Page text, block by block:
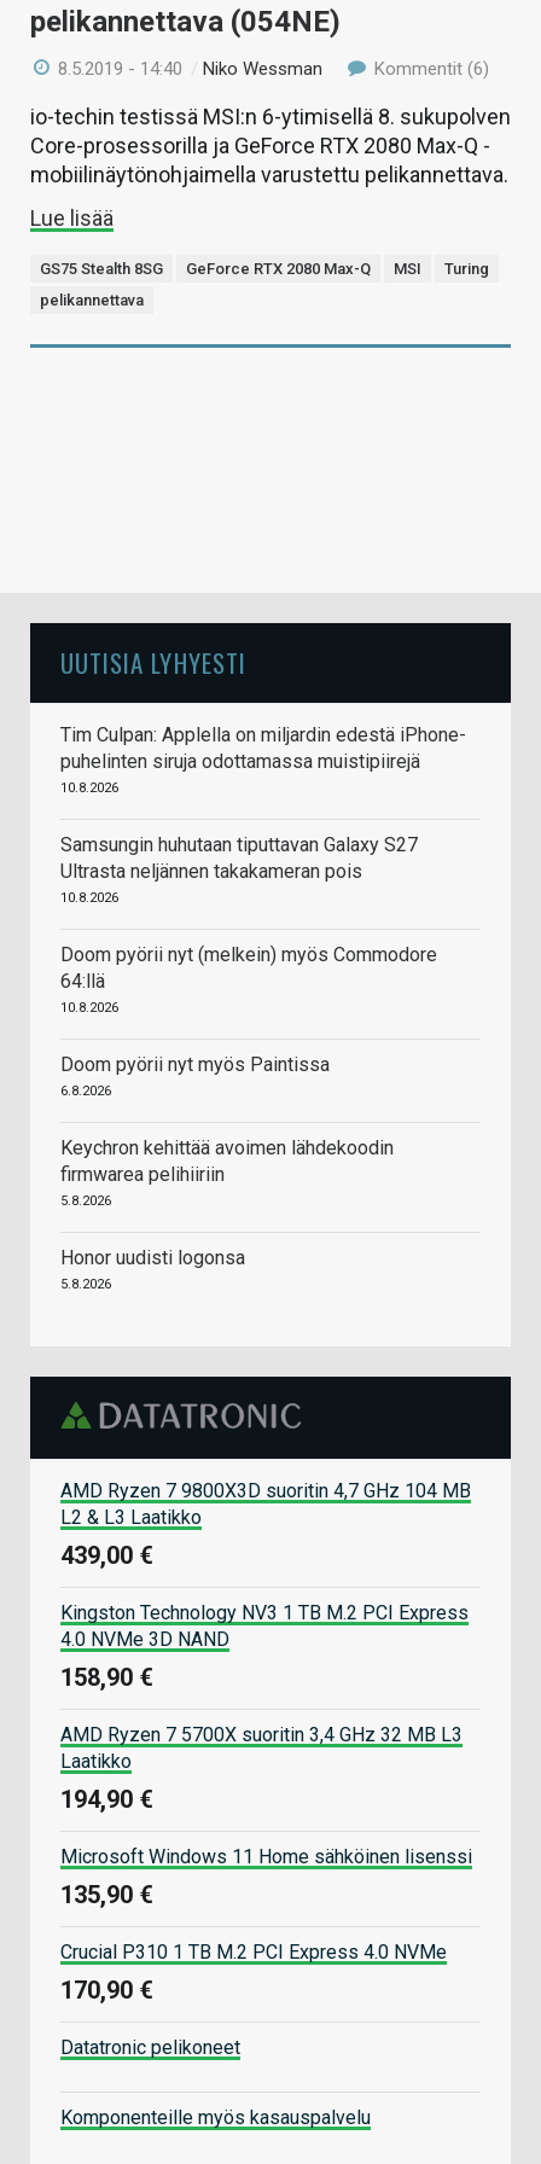
pelikannettava (054NE)
8.5.2019 - 14:40 / Niko Wessman Kommentit (6)
io-techin testissä MSI:n 6-ytimisellä 8. sukupolven
Core-prosessorilla ja GeForce RTX 2080 Max-Q -
mobiilinäytönohjaimella varustettu pelikannettava.
Lue lisää
GS75 Stealth 8SG GeForce RTX 2080 Max-Q MSI
Turing
pelikannettava
UUTISIA LYHYESTI
Tim Culpan: Applella on miljardin edestä iPhone-
puhelinten siruja odottamassa muistipiirejä
10.8.2026
Samsungin huhutaan tiputtavan Galaxy S27
Ultrasta neljännen takakameran pois
10.8.2026
Doom pyörii nyt (melkein) myös Commodore
64:llä
10.8.2026
Doom pyörii nyt myös Paintissa
6.8.2026
Keychron kehittää avoimen lähdekoodin
firmwarea pelihiiriin
5.8.2026
Honor uudisti logonsa
5.8.2026
AMD Ryzen 7 9800X3D suoritin 4,7 GHz 104 MB
L2 & L3 Laatikko
439,00 €
Kingston Technology NV3 1 TB M.2 PCI Express
4.0 NVMe 3D NAND
158,90 €
AMD Ryzen 7 5700X suoritin 3,4 GHz 32 MB L3
Laatikko
194,90 €
Microsoft Windows 11 Home sähköinen lisenssi
135,90 €
Crucial P310 1 TB M.2 PCI Express 4.0 NVMe
170,90 €
Datatronic pelikoneet
Komponenteille myös kasauspalvelu